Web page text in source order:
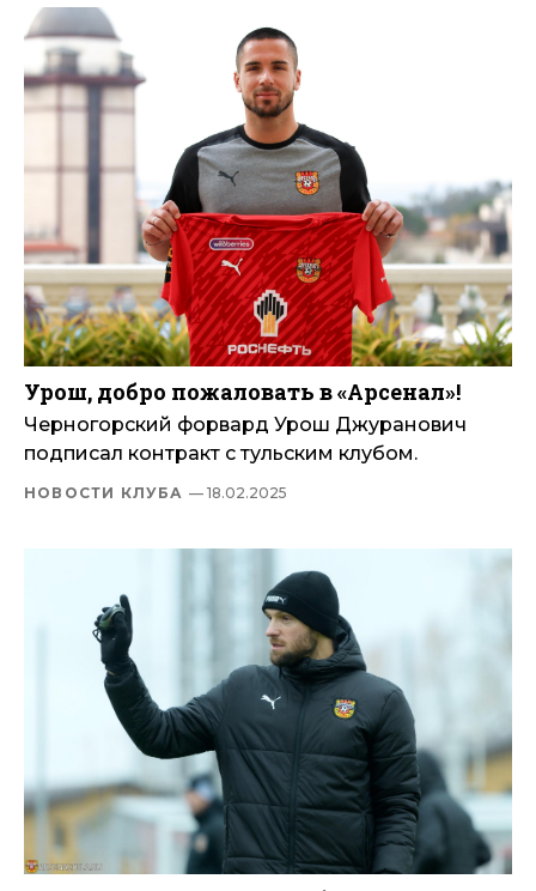
Урош, добро пожаловать в «Арсенал»!
Черногорский форвард Урош Джуранович
подписал контракт с тульским клубом.
НОВОСТИ КЛУБА — 18.02.2025